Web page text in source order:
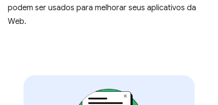
podem ser usados para melhorar seus aplicativos da
Web.